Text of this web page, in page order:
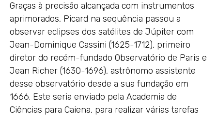
Graças à precisão alcançada com instrumentos
aprimorados, Picard na sequência passou a
observar eclipses dos satélites de Júpiter com
Jean-Dominique Cassini (1625-1712), primeiro
diretor do recém-fundado Observatório de Paris e
Jean Richer (1630-1696), astrônomo assistente
desse observatório desde a sua fundação em
1666. Este seria enviado pela Academia de
Ciências para Caiena, para realizar várias tarefas